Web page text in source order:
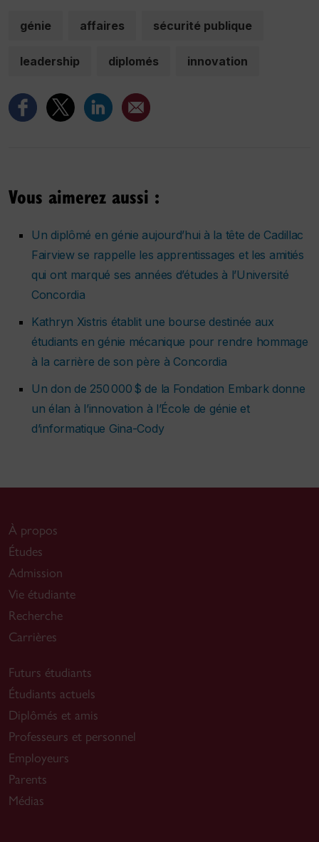
génie affaires sécurité publique
leadership diplomés innovation
Vous aimerez aussi :
Un diplômé en génie aujourd’hui à la tête de Cadillac
Fairview se rappelle les apprentissages et les amitiés
qui ont marqué ses années d’études à l’Université
Concordia
Kathryn Xistris établit une bourse destinée aux
étudiants en génie mécanique pour rendre hommage
à la carrière de son père à Concordia
Un don de 250 000 $ de la Fondation Embark donne
un élan à l’innovation à l’École de génie et
d’informatique Gina-Cody
À propos
Études
Admission
Vie étudiante
Recherche
Carrières
Futurs étudiants
Étudiants actuels
Diplômés et amis
Professeurs et personnel
Employeurs
Parents
Médias